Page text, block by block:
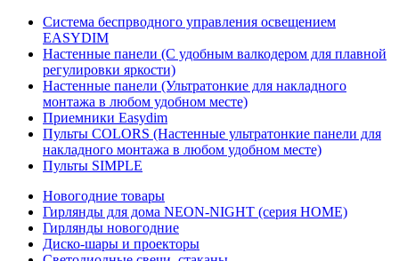
Система беспрводного управления освещением
EASYDIM
Настенные панели (С удобным валкодером для плавной
регулировки яркости)
Настенные панели (Ультратонкие для накладного
монтажа в любом удобном месте)
Приемники Easydim
Пульты COLORS (Настенные ультратонкие панели для
накладного монтажа в любом удобном месте)
Пульты SIMPLE
Новогодние товары
Гирлянды для дома NEON-NIGHT (серия HOME)
Гирлянды новогодние
Диско-шары и проекторы